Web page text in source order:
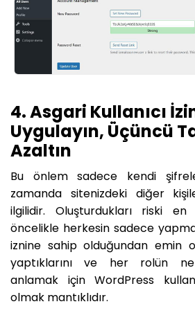
4. Asgari Kullanıcı
Uygulayın, Üçüncü
Azaltın
Bu önlem sadece kendi
zamanda sitenizdeki diğer
ilgilidir. Oluşturdukları riski
öncelikle herkesin sadece
iznine sahip olduğundan emin
yaptıklarını ve her rolün
anlamak için WordPress
olmak mantıklıdır.